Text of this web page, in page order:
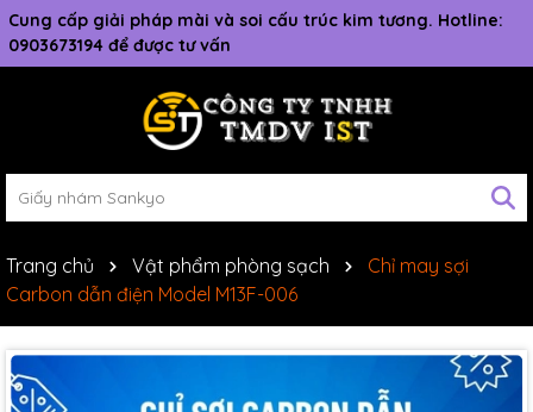
Cung cấp giải pháp mài và soi cấu trúc kim tương. Hotline:
0903673194 để được tư vấn
Trang chủ Vật phẩm phòng sạch
Chỉ may sợi
Carbon dẫn điện Model M13F-006